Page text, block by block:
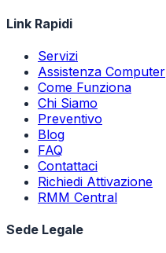
Link Rapidi
Servizi
Assistenza Computer
Come Funziona
Chi Siamo
Preventivo
Blog
FAQ
Contattaci
Richiedi Attivazione
RMM Central
Sede Legale